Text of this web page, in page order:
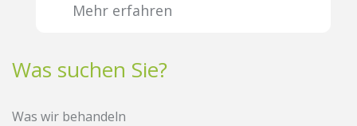
Mehr erfahren
Was suchen Sie?
Was wir behandeln